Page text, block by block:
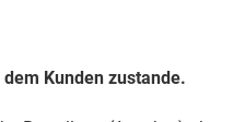
Kunden zustande.